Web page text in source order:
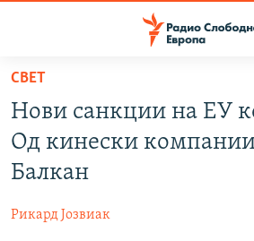
Оди
содржината
Оди
на
главната
навигација
Премини
ВИЗУЕЛНО
ШТО ТРЕБА ДА ЗНАЕТЕ
СВЕТ
Нови санкции на ЕУ
Од кинески
Балкан
Рикард Јозвиак